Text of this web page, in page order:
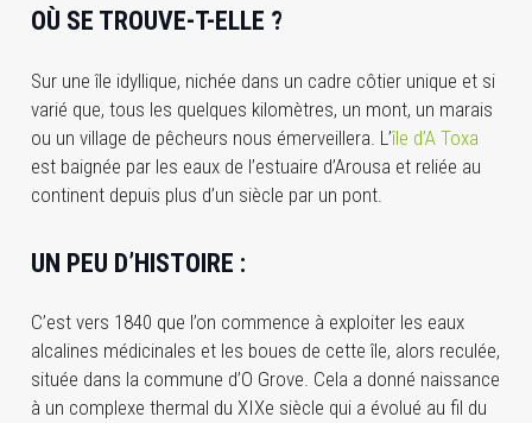
OÙ SE TROUVE-T-ELLE ?
Sur une île idyllique, nichée dans un cadre côtier unique et si
varié que, tous les quelques kilomètres, un mont, un marais
ou un village de pêcheurs nous émerveillera. L’île d’A Toxa
est baignée par les eaux de l’estuaire d’Arousa et reliée au
continent depuis plus d’un siècle par un pont.
UN PEU D’HISTOIRE :
C’est vers 1840 que l’on commence à exploiter les eaux
alcalines médicinales et les boues de cette île, alors reculée,
située dans la commune d’O Grove. Cela a donné naissance
à un complexe thermal du XIXe siècle qui a évolué au fil du